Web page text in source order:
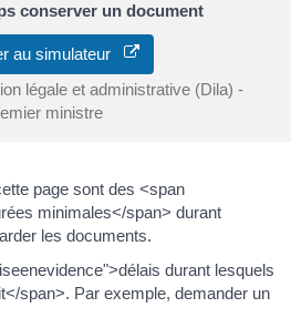
conserver un document
au simulateur
légale et administrative (Dila) -
ministre
page sont des <span
minimales</span> durant
les documents.
durant lesquels
span>. Par exemple, demander un